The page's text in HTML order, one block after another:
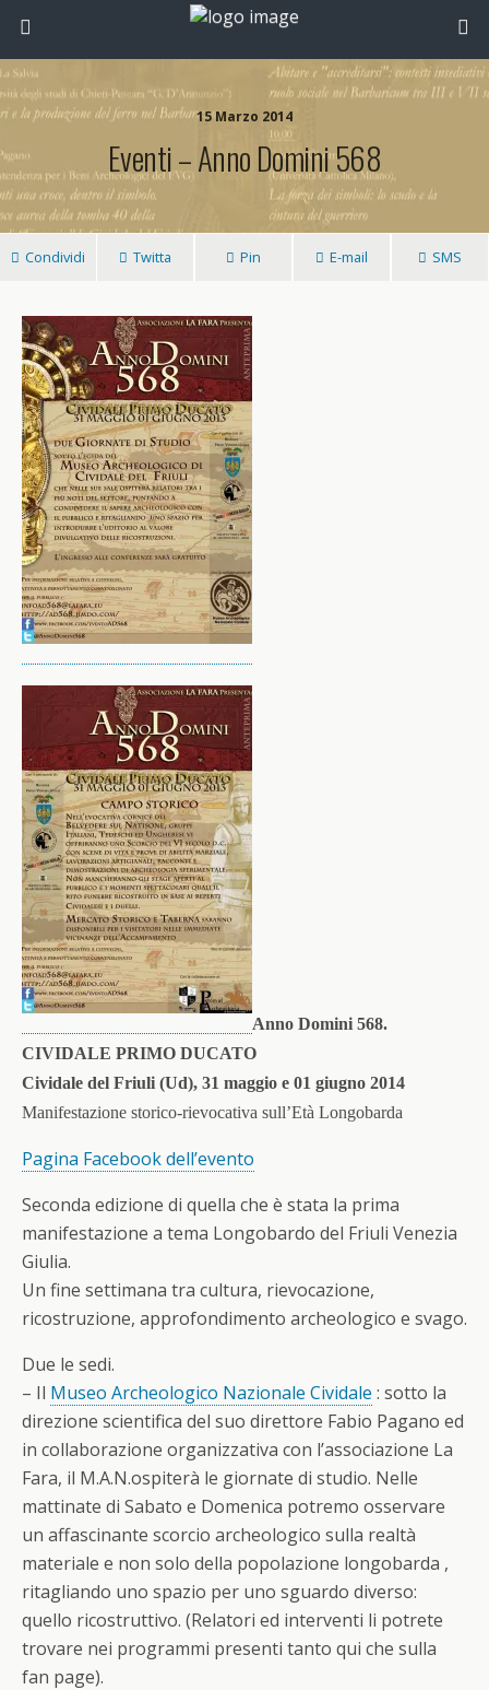
15 Marzo 2014
Eventi – Anno Domini 568
Condividi Twitta Pin E-mail SMS
Anno Domini 568.
CIVIDALE PRIMO DUCATO
Cividale del Friuli (Ud), 31 maggio e 01 giugno 2014
Manifestazione storico-rievocativa sull’Età Longobarda
Pagina Facebook dell’evento
Seconda edizione di quella che è stata la prima
manifestazione a tema Longobardo del Friuli Venezia
Giulia.
Un fine settimana tra cultura, rievocazione,
ricostruzione, approfondimento archeologico e svago.
Due le sedi.
– Il Museo Archeologico Nazionale Cividale : sotto la
direzione scientifica del suo direttore Fabio Pagano ed
in collaborazione organizzativa con l’associazione La
Fara, il M.A.N.ospiterà le giornate di studio. Nelle
mattinate di Sabato e Domenica potremo osservare
un affascinante scorcio archeologico sulla realtà
materiale e non solo della popolazione longobarda ,
ritagliando uno spazio per uno sguardo diverso:
quello ricostruttivo. (Relatori ed interventi li potrete
trovare nei programmi presenti tanto qui che sulla
fan page).